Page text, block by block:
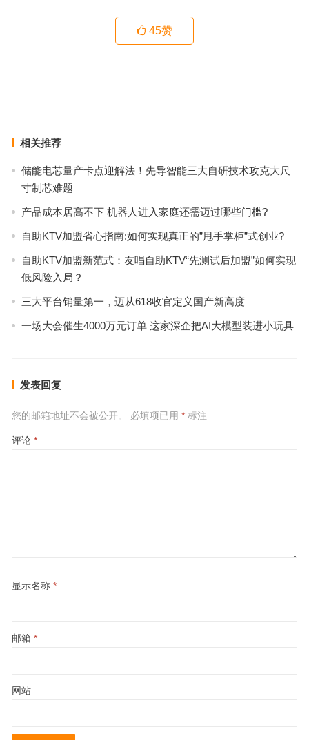
45赞
相关推荐
储能电芯量产卡点迎解法！先导智能三大自研技术攻克大尺
寸制芯难题
产品成本居高不下 机器人进入家庭还需迈过哪些门槛?
自助KTV加盟省心指南:如何实现真正的”甩手掌柜”式创业?
自助KTV加盟新范式：友唱自助KTV“先测试后加盟”如何实现
低风险入局？
三大平台销量第一，迈从618收官定义国产新高度
一场大会催生4000万元订单 这家深企把AI大模型装进小玩具
发表回复
您的邮箱地址不会被公开。 必填项已用 *标注
评论 *
显示名称 *
邮箱 *
网站